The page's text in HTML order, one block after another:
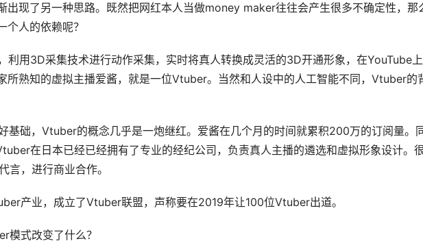
出现了另一种思路。既然把网红本人当做money maker往往会产生很多不确定性，那
个人的依赖呢？
用3D采集技术进行动作采集，实时将真人转换成灵活的3D开通形象，在YouTube
所熟知的虚拟主播爱酱，就是一位Vtuber。当然和人设中的人工智能不同，Vtuber的
基础，Vtuber的概念几乎是一炮继红。爱酱在几个月的时间就累积200万的订阅量。
在日本已经已经拥有了专业的经纪公司，负责真人主播的遴选和虚拟形象设计。
言，进行商业合作。
产业，成立了Vtuber联盟，声称要在2019年让100位Vtuber出道。
模式改变了什么？